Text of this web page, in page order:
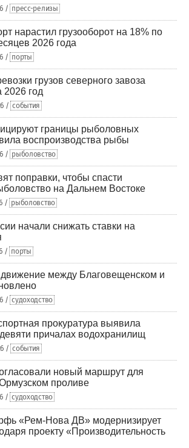
/ пресс-релизы
нарастил грузооборот на 18% по
2026 года
/ порты
грузов северного завоза
год
/ события
границы рыболовных
воспроизводства рыбы
/ рыболовство
поправки, чтобы спасти
на Дальнем Востоке
/ рыболовство
начали снижать ставки на
/ порты
между Благовещенском и
/ судоходство
прокуратура выявила
причалах водохранилищ
/ события
новый маршрут для
проливе
/ судоходство
«Рем-Нова ДВ» модернизирует
проекту «Производительность